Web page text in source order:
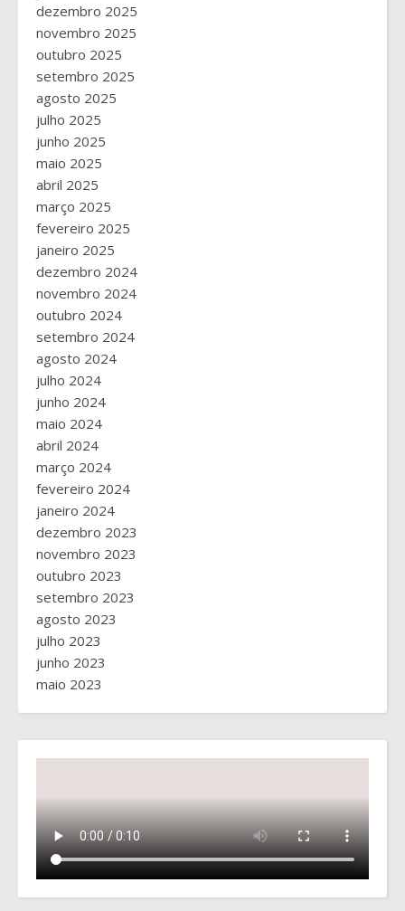
dezembro 2025
novembro 2025
outubro 2025
setembro 2025
agosto 2025
julho 2025
junho 2025
maio 2025
abril 2025
março 2025
fevereiro 2025
janeiro 2025
dezembro 2024
novembro 2024
outubro 2024
setembro 2024
agosto 2024
julho 2024
junho 2024
maio 2024
abril 2024
março 2024
fevereiro 2024
janeiro 2024
dezembro 2023
novembro 2023
outubro 2023
setembro 2023
agosto 2023
julho 2023
junho 2023
maio 2023